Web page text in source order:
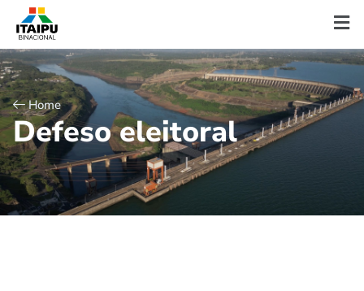
Home
Defeso eleitoral